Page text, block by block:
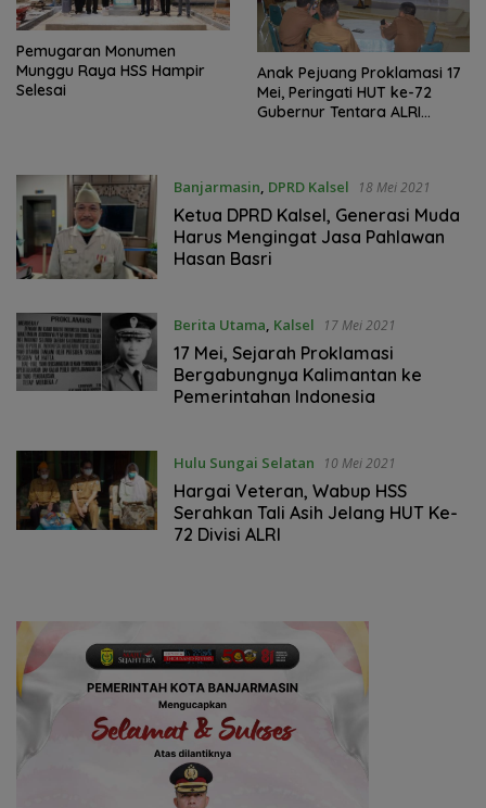
Pemugaran Monumen
Munggu Raya HSS Hampir
Selesai
Anak Pejuang Proklamasi 17
Mei, Peringati HUT ke-72
Gubernur Tentara ALRI
Banjarmasin, DPRD Kalsel 18 Mei 2021
Ketua DPRD Kalsel, Generasi Muda
Harus Mengingat Jasa Pahlawan
Hasan Basri
Berita Utama, Kalsel 17 Mei 2021
17 Mei, Sejarah Proklamasi
Bergabungnya Kalimantan ke
Pemerintahan Indonesia
Hulu Sungai Selatan 10 Mei 2021
Hargai Veteran, Wabup HSS
Serahkan Tali Asih Jelang HUT Ke-
72 Divisi ALRI